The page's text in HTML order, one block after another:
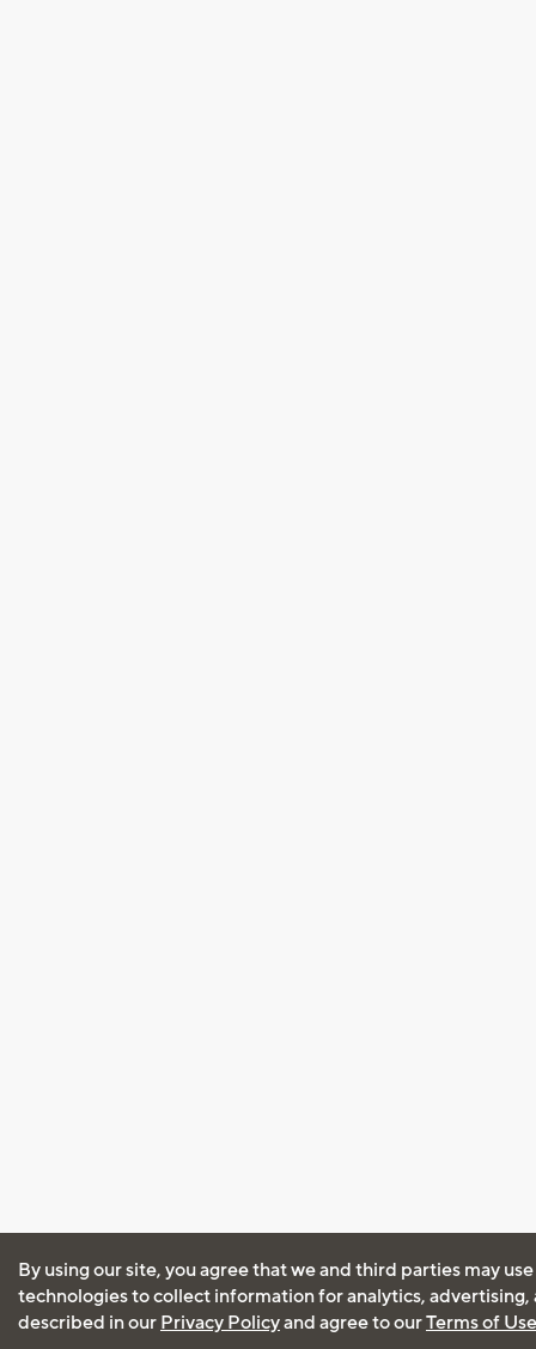
By using our site, you agree that we and third parties may
technologies to collect information for analytics, advertising,
described in our Privacy Policyand agree to ourTerms of Use